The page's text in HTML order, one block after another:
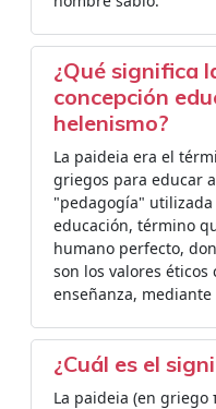
¿Qué significa
concepción
helenismo?
La paideia era el
griegos para educar
"pedagogía"
educación, término
humano perfecto,
son los valores éticos
enseñanza,
¿Cuál es el
La paideia (en griego